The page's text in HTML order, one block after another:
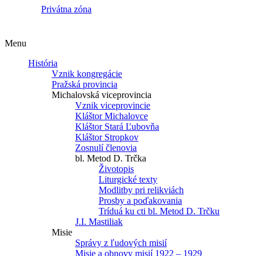
Privátna zóna
Menu
História
Vznik kongregácie
Pražská provincia
Michalovská viceprovincia
Vznik viceprovincie
Kláštor Michalovce
Kláštor Stará Ľubovňa
Kláštor Stropkov
Zosnulí členovia
bl. Metod D. Trčka
Životopis
Liturgické texty
Modlitby pri relikviách
Prosby a poďakovania
Tríduá ku cti bl. Metod D. Trčku
J.I. Mastiliak
Misie
Správy z ľudových misií
Misie a obnovy misií 1922 – 1929